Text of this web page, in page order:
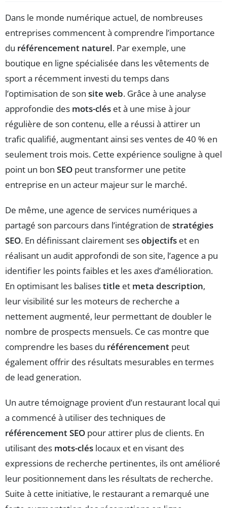
Dans le monde numérique actuel, de nombreuses
entreprises commencent à comprendre l’importance
du référencement naturel. Par exemple, une
boutique en ligne spécialisée dans les vêtements de
sport a récemment investi du temps dans
l’optimisation de son site web. Grâce à une analyse
approfondie des mots-clés et à une mise à jour
régulière de son contenu, elle a réussi à attirer un
trafic qualifié, augmentant ainsi ses ventes de 40 % en
seulement trois mois. Cette expérience souligne à quel
point un bon SEO peut transformer une petite
entreprise en un acteur majeur sur le marché.
De même, une agence de services numériques a
partagé son parcours dans l’intégration de stratégies
SEO. En définissant clairement sesobjectifs et en
réalisant un audit approfondi de son site, l’agence a pu
identifier les points faibles et les axes d’amélioration.
En optimisant les balisestitle et meta description,
leur visibilité sur les moteurs de recherche a
nettement augmenté, leur permettant de doubler le
nombre de prospects mensuels. Ce cas montre que
comprendre les bases du référencement peut
également offrir des résultats mesurables en termes
de lead generation.
Un autre témoignage provient d’un restaurant local qui
a commencé à utiliser des techniques de
référencement SEO pour attirer plus de clients. En
utilisant des mots-clés locaux et en visant des
expressions de recherche pertinentes, ils ont amélioré
leur positionnement dans les résultats de recherche.
Suite à cette initiative, le restaurant a remarqué une